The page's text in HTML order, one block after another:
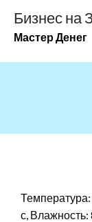
содержимому
Бизнес на
Мастер Денег
с, Влажность: